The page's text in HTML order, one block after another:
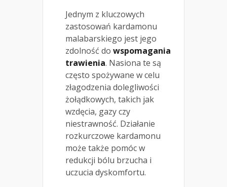
Jednym z kluczowych
zastosowań kardamonu
malabarskiego jest jego
zdolność do wspomagania
trawienia. Nasiona te są
często spożywane w celu
złagodzenia dolegliwości
żołądkowych, takich jak
wzdęcia, gazy czy
niestrawność. Działanie
rozkurczowe kardamonu
może także pomóc w
redukcji bólu brzucha i
uczucia dyskomfortu.